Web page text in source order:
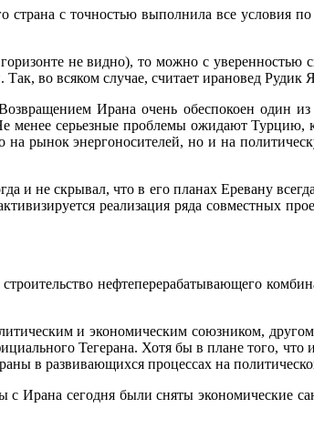
с точностью выполнила все условия
не видно), то можно с уверенностью
во всяком случае, считает ирановед Рудик
Ирана очень обеспокоен один
серьезные проблемы ожидают Турцию,
рынок энергоносителей, но и на
и не скрывал, что в его планах Еревану
реализация ряда совместных
нефтеперерабатывающего
и экономическим союзником,
Тегерана. Хотя бы в плане того, что
в развивающихся процессах на
с Ирана сегодня были сняты экономические